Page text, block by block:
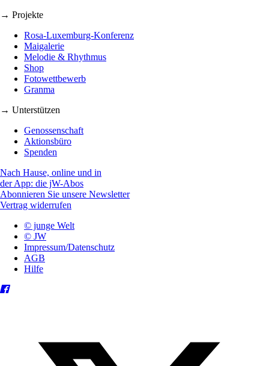
→ Projekte
Rosa-Luxemburg-Konferenz
Maigalerie
Melodie & Rhythmus
Shop
Fotowettbewerb
Granma
→ Unterstützen
Genossenschaft
Aktionsbüro
Spenden
Nach Hause, online und in
der App: die jW-Abos
Abonnieren Sie unsere Newsletter
Vertrag widerrufen
© junge Welt
© JW
Impressum/Datenschutz
AGB
Hilfe